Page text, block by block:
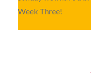
Week Three!